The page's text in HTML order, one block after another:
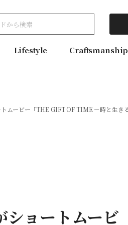
Lifestyle Craftsmanship
ムービー「THE GIFT OF TIME －時と生き
ョートムービ